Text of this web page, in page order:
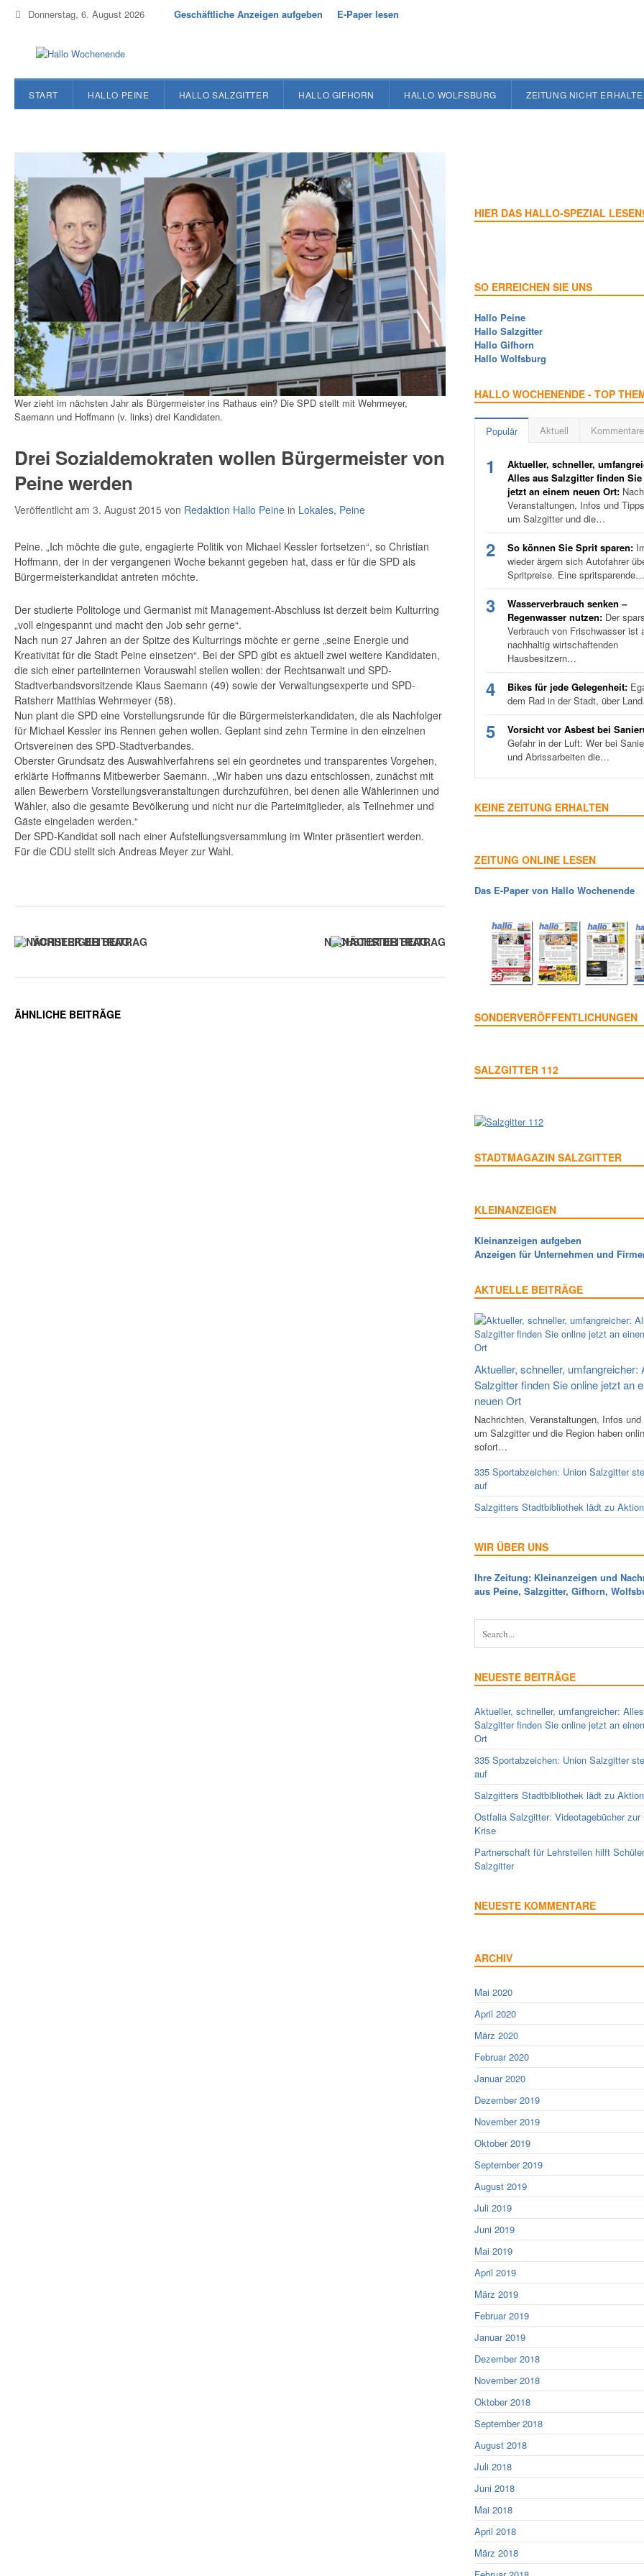
Donnerstag, 6. August 2026 Geschäftliche Anzeigen aufgeben E-Paper lesen
START HALLO PEINE HALLO SALZGITTER HALLO GIFHORN HALLO WOLFSBURG ZEITUNG NICHT
Wer zieht im nächsten Jahr als Bürgermeister ins Rathaus ein? Die SPD stellt mit Wehrmeyer,
Saemann und Hoffmann (v. links) drei Kandidaten.
Drei Sozialdemokraten wollen Bürgermeister von
Peine werden
Veröffentlicht am 3. August 2015 von Redaktion Hallo Peine in Lokales, Peine
Peine. „Ich möchte die gute, engagierte Politik von Michael Kessler fortsetzen“, so Christian
Hoffmann, der in der vergangenen Woche bekannt gegeben hat, dass er für die SPD als
Bürgermeisterkandidat antreten möchte.
Der studierte Politologe und Germanist mit Management-Abschluss ist derzeit beim Kulturring
„voll eingespannt und macht den Job sehr gerne“.
Nach nun 27 Jahren an der Spitze des Kulturrings möchte er gerne „seine Energie und
Kreativität für die Stadt Peine einsetzen“. Bei der SPD gibt es aktuell zwei weitere Kandidaten,
die sich einer parteiinternen Vorauswahl stellen wollen: der Rechtsanwalt und SPD-
Stadtverbandsvorsitzende Klaus Saemann (49) sowie der Verwaltungsexperte und SPD-
Ratsherr Matthias Wehrmeyer (58).
Nun plant die SPD eine Vorstellungsrunde für die Bürgermeisterkandidaten, die als Nachfolger
für Michael Kessler ins Rennen gehen wollen. Geplant sind zehn Termine in den einzelnen
Ortsvereinen des SPD-Stadtverbandes.
Oberster Grundsatz des Auswahlverfahrens sei ein geordnetes und transparentes Vorgehen,
erklärte Hoffmanns Mitbewerber Saemann. „Wir haben uns dazu entschlossen, zunächst mit
allen Bewerbern Vorstellungsveranstaltungen durchzuführen, bei denen alle Wählerinnen und
Wähler, also die gesamte Bevölkerung und nicht nur die Parteimitglieder, als Teilnehmer und
Gäste eingeladen werden.“
Der SPD-Kandidat soll nach einer Aufstellungsversammlung im Winter präsentiert werden.
Für die CDU stellt sich Andreas Meyer zur Wahl.
VORHERIGER BEITRAG NÄCHSTER BEITRAG
ÄHNLICHE BEITRÄGE
HIER DAS HALLO-SPEZIAL
SO ERREICHEN SIE UNS
Hallo Peine
Hallo Salzgitter
Hallo Gifhorn
Hallo Wolfsburg
HALLO WOCHENENDE - TOP
Populär Aktuell Kommentare
1
Aktueller, schneller,
Alles aus Salzgitter finden
jetzt an einem neuen Ort:
Veranstaltungen, Infos und
um Salzgitter und die…
2 So können Sie Sprit sparen:
wieder ärgern sich Autofahrer
Spritpreise. Eine spritsparende…
3
Wasserverbrauch senken –
Regenwasser nutzen: Der
Verbrauch von Frischwasser ist
nachhaltig wirtschaftenden
Hausbesitzern…
4 Bikes für jede Gelegenheit:
dem Rad in der Stadt, über
5
Vorsicht vor Asbest bei
Gefahr in der Luft: Wer bei
und Abrissarbeiten die…
KEINE ZEITUNG ERHALTEN
ZEITUNG ONLINE LESEN
Das E-Paper von Hallo Wochenende
SONDERVERÖFFENTLICHUNGEN
SALZGITTER 112
STADTMAGAZIN SALZGITTER
KLEINANZEIGEN
Kleinanzeigen aufgeben
Anzeigen für Unternehmen und
AKTUELLE BEITRÄGE
Aktueller, schneller, umfangreicher:
Salzgitter finden Sie online jetzt an
neuen Ort
Nachrichten, Veranstaltungen, Infos
um Salzgitter und die Region haben
sofort…
335 Sportabzeichen: Union Salzgitter
auf
Salzgitters Stadtbibliothek lädt zu
WIR ÜBER UNS
Ihre Zeitung: Kleinanzeigen und
aus Peine, Salzgitter, Gifhorn,
NEUESTE BEITRÄGE
Aktueller, schneller, umfangreicher:
Salzgitter finden Sie online jetzt an
Ort
335 Sportabzeichen: Union Salzgitter
auf
Salzgitters Stadtbibliothek lädt zu
Ostfalia Salzgitter: Videotagebücher zur
Krise
Partnerschaft für Lehrstellen hilft
Salzgitter
NEUESTE KOMMENTARE
ARCHIV
Mai 2020
April 2020
März 2020
Februar 2020
Januar 2020
Dezember 2019
November 2019
Oktober 2019
September 2019
August 2019
Juli 2019
Juni 2019
Mai 2019
April 2019
März 2019
Februar 2019
Januar 2019
Dezember 2018
November 2018
Oktober 2018
September 2018
August 2018
Juli 2018
Juni 2018
Mai 2018
April 2018
März 2018